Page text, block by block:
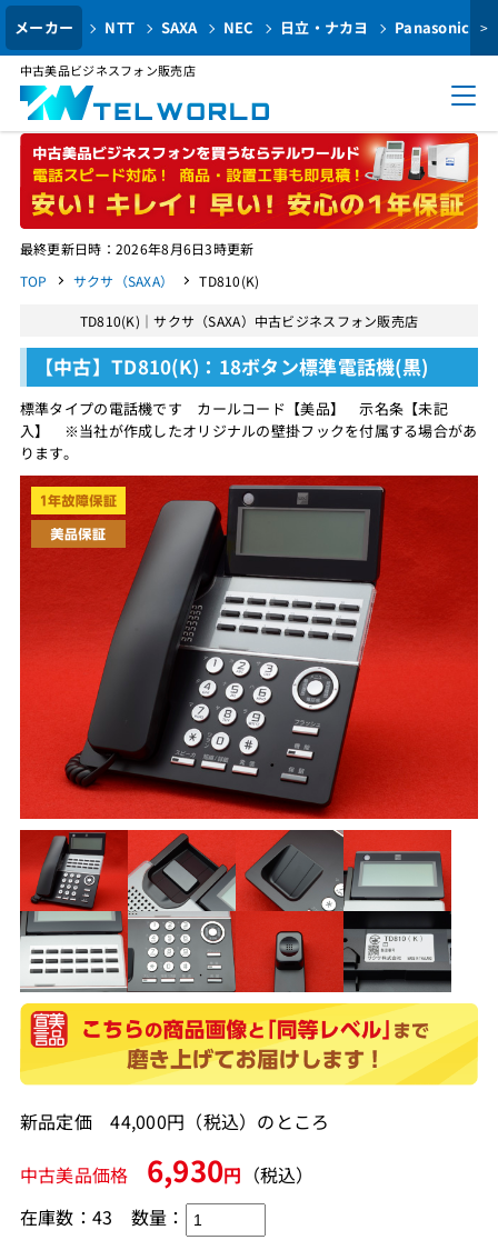
メーカー NTT SAXA NEC 日立・ナカヨ Panasonic >
中古美品ビジネスフォン販売店
最終更新日時：2026年8月6日3時更新
TOP
サクサ（SAXA） TD810(K)
TD810(K)｜サクサ（SAXA）中古ビジネスフォン販売店
【中古】TD810(K)：18ボタン標準電話機(黒)
標準タイプの電話機です カールコード【美品】 示名条【未記
入】 ※当社が作成したオリジナルの壁掛フックを付属する場合があ
ります。
新品定価 44,000円（税込）のところ
中古美品価格 6,930円 （税込）
在庫数：43 数量：